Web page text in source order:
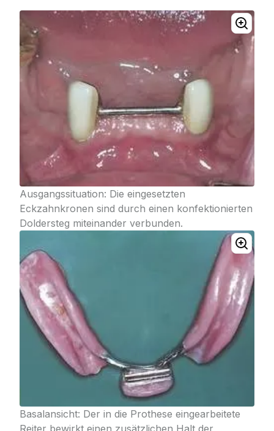
Ausgangssituation: Die eingesetzten
Eckzahnkronen sind durch einen konfektionierten
Doldersteg miteinander verbunden.
Basalansicht: Der in die Prothese eingearbeitete
Reiter bewirkt einen zusätzlichen Halt der